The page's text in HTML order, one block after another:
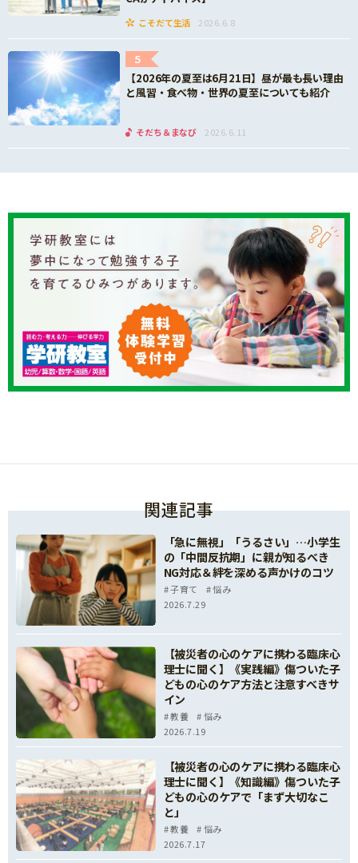
こそだて生活 2026.6.8
5
【2026年の夏至は6月21日】昼が最も長い理由
と風習・食べ物・世界の夏至についても紹介
そだち＆まなび 2026.6.11
関連記事
「急に無視」「うるさい」…小学生
の「中間反抗期」に親が知るべき
NG対応＆絆を深める声かけのコツ
子育て
悩み
2026.7.29
【被災者の心のケアに携わる臨床心
理士に聞く】《実践編》傷ついた子
どもの心のケア方法と注意すべきサ
イン
教養
悩み
2026.7.19
【被災者の心のケアに携わる臨床心
理士に聞く】《知識編》傷ついた子
どもの心のケアで「まず大切なこ
と」
教養
悩み
2026.7.17